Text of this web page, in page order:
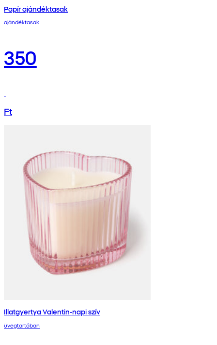
Papír ajándéktasak
ajándéktasak
350
Ft
Illatgyertya Valentin-napi szív
üvegtartóban